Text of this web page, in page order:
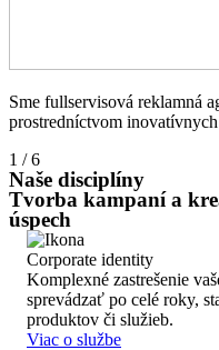
Sme fullservisová reklamná
prostredníctvom
1 / 6
Naše disciplíny
Tvorba kampaní a
úspech
Corporate identity
Komplexné zastrešenie
sprevádzať po celé roky,
produktov či služieb.
Viac o službe